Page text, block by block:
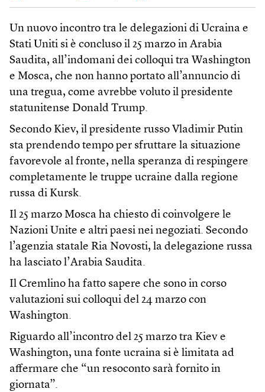
Un nuovo incontro tra le delegazioni di Ucraina e
Stati Uniti si è concluso il 25 marzo in Arabia
Saudita, all’indomani dei colloqui tra Washington
e Mosca, che non hanno portato all’annuncio di
una tregua, come avrebbe voluto il presidente
statunitense Donald Trump.
Secondo Kiev, il presidente russo Vladimir Putin
sta prendendo tempo per sfruttare la situazione
favorevole al fronte, nella speranza di respingere
completamente le truppe ucraine dalla regione
russa di Kursk.
Il 25 marzo Mosca ha chiesto di coinvolgere le
Nazioni Unite e altri paesi nei negoziati. Secondo
l’agenzia statale Ria Novosti, la delegazione russa
ha lasciato l’Arabia Saudita.
Il Cremlino ha fatto sapere che sono in corso
valutazioni sui colloqui del 24 marzo con
Washington.
Riguardo all’incontro del 25 marzo tra Kiev e
Washington, una fonte ucraina si è limitata ad
affermare che “un resoconto sarà fornito in
giornata”.